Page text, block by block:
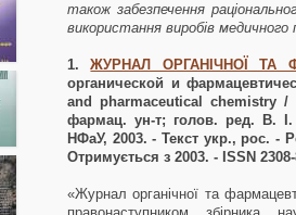
також забезпечення
використання виробів медичного
1.ЖУРНАЛ ОРГАНІЧНОЇ ТА
органической и
and pharmaceutical chemistry /
фармац. ун-т; голов. ред. В.
НФаУ, 2003. - Текст укр., рос. -
Отримується з 2003. - ISSN
«Журнал органічної та